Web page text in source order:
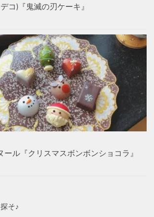
コ)『鬼滅の刃ケーキ』
ール『クリスマスボンボンショコラ』
そ♪